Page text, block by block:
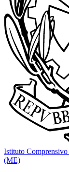
Istituto Comprensivo
(ME)